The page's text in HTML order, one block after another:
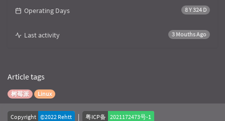
8 Y 324 D
Operating Days
3 Mouths Ago
Last activity
Article tags
树莓派 Linux
Copyright ©2022 Rehtt | 粤ICP备 2021172473号-1